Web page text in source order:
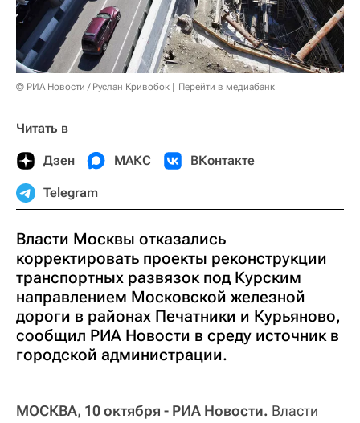
© РИА Новости / Руслан Кривобок Перейти в медиабанк
Читать в
Дзен МАКС ВКонтакте
Telegram
Власти Москвы отказались
корректировать проекты реконструкции
транспортных развязок под Курским
направлением Московской железной
дороги в районах Печатники и Курьяново,
сообщил РИА Новости в среду источник в
городской администрации.
МОСКВА, 10 октября - РИА Новости. Власти